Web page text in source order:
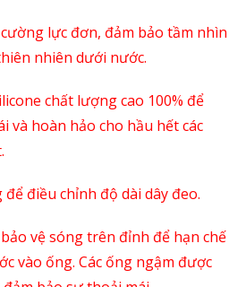
lực đơn, đảm bảo tầm nhìn
nhiên dưới nước.
chất lượng cao 100% để
và hoàn hảo cho hầu hết các
để điều chỉnh độ dài dây đeo.
vệ sóng trên đỉnh để hạn chế
vào ống. Các ống ngậm được